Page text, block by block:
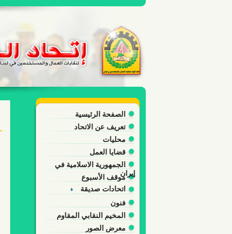
الصفحة الرئيسية
تعريف عن الاتحاد
محليات
قضايا العمل
الجمهورية الاسلامية في
إيرانموقف الأسبوع
اتحادات صديقة
فنون
المخيم النقابي المقاوم
معرض الصور